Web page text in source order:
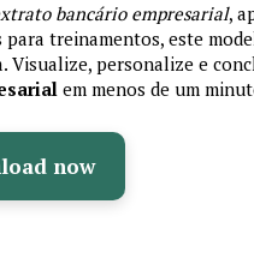
bancário empresarial,
treinamentos, este
Visualize, personalize e
em menos de um
now